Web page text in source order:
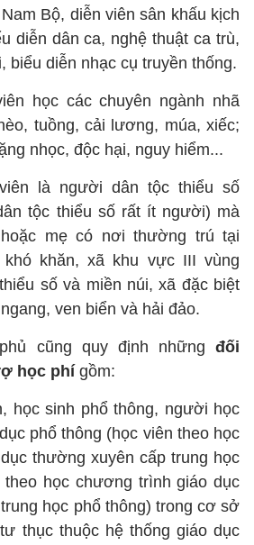
Bộ, diễn viên sân khấu kịch
diễn dân ca, nghệ thuật ca trù,
biểu diễn nhạc cụ truyền thống.
học các chuyên ngành nhã
tuồng, cải lương, múa, xiếc;
nhọc, độc hại, nguy hiểm...
là người dân tộc thiểu số
tộc thiểu số rất ít người) mà
mẹ có nơi thường trú tại
khó khăn, xã khu vực III vùng
số và miền núi, xã đặc biệt
ven biển và hải đảo.
cũng quy định những đối
học phí gồm:
học sinh phổ thông, người học
phổ thông (học viên theo học
thường xuyên cấp trung học
học chương trình giáo dục
học phổ thông) trong cơ sở
thục thuộc hệ thống giáo dục